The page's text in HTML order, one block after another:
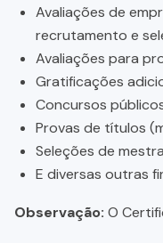
Avaliações de
recrutamento e
Avaliações para
Gratificações
Concursos
Provas de títulos
Seleções de
E diversas outras
Observação: O